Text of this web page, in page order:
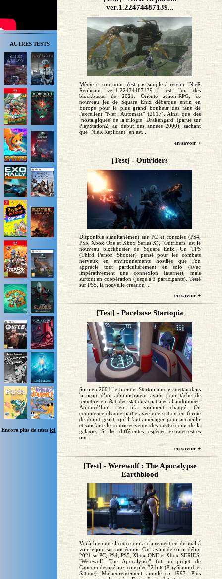
AUTRES TESTS
Encore plus de testsici
ver.1.22474487139...
Même si son nom n'est pas simple à retenir "NieR
Replicant ver.1.22474487139..." est l'un des
blockbuster de 2021. Orienté action-RPG, ce
nouveau jeu de Square Enix débarque enfin en
Europe pour le plus grand bonheur des fans de
l'excellent "Nier: Automata" (2017). Ainsi que des
"nostalgiques" de la trilogie "Drakengard" (parue sur
PlayStation2, au début des années 2000), sachant
que "NieR Replicant" en est...
en savoir +
[Test] - Outriders
Disponible simultanément sur PC et consoles (PS4,
PS5, Xbox One et Xbox Series X), "Outriders" est le
nouveau blockbuster de Square Enix. Un TPS
(Third Person Shooter) pensé pour les combats
nerveux en environnements hostiles que l'on
apprécie tout particulièrement en solo (avec
impérativement une connexion Internet), mais
surtout en coopération (jusqu'à 3 participants). Testé
sur PS5, la nouvelle création ...
en savoir +
[Test] - Pacebase Startopia
Sorti en 2001, le premier Startopia nous mettait dans
la peau d’un administrateur ayant pour tâche de
remettre en état des stations spatiales abandonnées.
Aujourd’hui, rien n’a vraiment changé. On
commence chaque partie avec une station en forme
de donut géant, qu’il faut aménager pour accueillir
et satisfaire les touristes venus des quatre coins de la
galaxie. Si les différentes espèces extraterrestres
ont...
en savoir +
[Test] - Werewolf : The Apocalypse
Earthblood
Voilà bien une licence qui a clairement eu du mal à
voir le jour sur nos écrans. Car, avant de sortir début
2021 su PC, PS4, PS5, Xbox ONE et Xbox SERIES,
"Werewolf: The Apocalypse" fut un projet de
Capcom destiné aux consoles 32 bits (PlayStation1 et
Satune). Malheureusement annulé en 1997. Plus